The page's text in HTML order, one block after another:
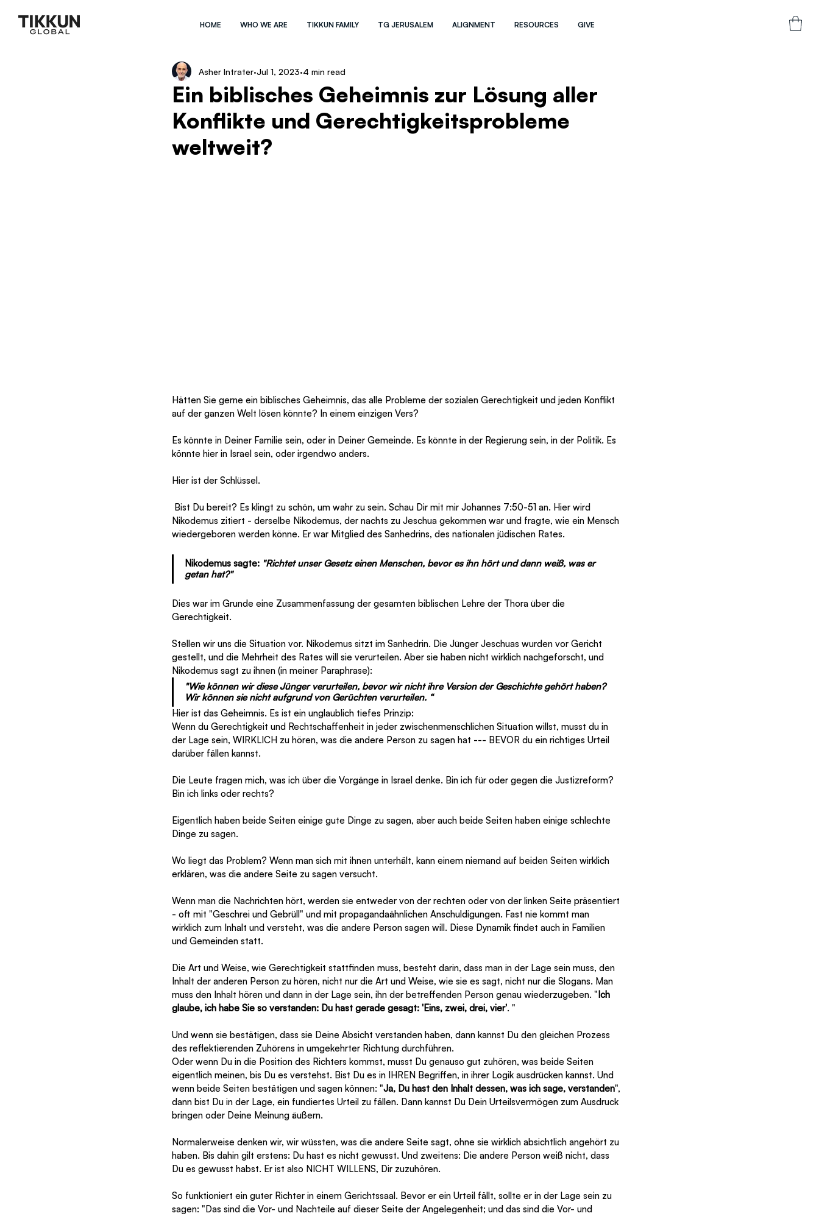
HOME WHO WE ARE TIKKUN FAMILY TG JERUSALEM ALIGNMENT RESOURCES GIVE
Ein biblisches Geheimnis zur Lösung aller
Konflikte und Gerechtigkeitsprobleme
weltweit?
Asher Intrater Jul 1, 2023 4 min read
Hätten Sie gerne ein biblisches Geheimnis, das alle Probleme der sozialen Gerechtigkeit und jeden Konflikt
auf der ganzen Welt lösen könnte? In einem einzigen Vers?
Es könnte in Deiner Familie sein, oder in Deiner Gemeinde. Es könnte in der Regierung sein, in der Politik. Es
könnte hier in Israel sein, oder irgendwo anders.
Hier ist der Schlüssel.
Nikodemus zitiert - derselbe Nikodemus, der nachts zu Jeschua gekommen war und fragte, wie ein Mensch
wiedergeboren werden könne. Er war Mitglied des Sanhedrins, des nationalen jüdischen Rates.
Nikodemus sagte: "Richtet unser Gesetz einen Menschen, bevor es ihn hört und dann weiß, was er
getan hat?"
Dies war im Grunde eine Zusammenfassung der gesamten biblischen Lehre der Thora über die
Gerechtigkeit.
Stellen wir uns die Situation vor. Nikodemus sitzt im Sanhedrin. Die Jünger Jeschuas wurden vor Gericht
gestellt, und die Mehrheit des Rates will sie verurteilen. Aber sie haben nicht wirklich nachgeforscht, und
Nikodemus sagt zu ihnen (in meiner Paraphrase):
"Wie können wir diese Jünger verurteilen, bevor wir nicht ihre Version der Geschichte gehört haben?
Wir können sie nicht aufgrund von Gerüchten verurteilen. “
Hier ist das Geheimnis. Es ist ein unglaublich tiefes Prinzip:
Wenn du Gerechtigkeit und Rechtschaffenheit in jeder zwischenmenschlichen Situation willst, musst du in
der Lage sein, WIRKLICH zu hören, was die andere Person zu sagen hat --- BEVOR du ein richtiges Urteil
darüber fällen kannst.
Die Leute fragen mich, was ich über die Vorgänge in Israel denke. Bin ich für oder gegen die Justizreform?
Bin ich links oder rechts?
Eigentlich haben beide Seiten einige gute Dinge zu sagen, aber auch beide Seiten haben einige schlechte
Dinge zu sagen.
Wo liegt das Problem? Wenn man sich mit ihnen unterhält, kann einem niemand auf beiden Seiten wirklich
erklären, was die andere Seite zu sagen versucht.
Wenn man die Nachrichten hört, werden sie entweder von der rechten oder von der linken Seite präsentiert
- oft mit "Geschrei und Gebrüll" und mit propagandaähnlichen Anschuldigungen. Fast nie kommt man
wirklich zum Inhalt und versteht, was die andere Person sagen will. Diese Dynamik findet auch in Familien
und Gemeinden statt.
Die Art und Weise, wie Gerechtigkeit stattfinden muss, besteht darin, dass man in der Lage sein muss, den
Inhalt der anderen Person zu hören, nicht nur die Art und Weise, wie sie es sagt, nicht nur die Slogans. Man
muss den Inhalt hören und dann in der Lage sein, ihn der betreffenden Person genau wiederzugeben. " Ich
glaube, ich habe Sie so verstanden: Du hast gerade gesagt: 'Eins, zwei, drei, vier'. "
Und wenn sie bestätigen, dass sie Deine Absicht verstanden haben, dann kannst Du den gleichen Prozess
des reflektierenden Zuhörens in umgekehrter Richtung durchführen.
Oder wenn Du in die Position des Richters kommst, musst Du genauso gut zuhören, was beide Seiten
eigentlich meinen, bis Du es verstehst. Bist Du es in IHREN Begriffen, in ihrer Logik ausdrücken kannst. Und
wenn beide Seiten bestätigen und sagen können: "Ja, Du hast den Inhalt dessen, was ich sage, verstanden",
dann bist Du in der Lage, ein fundiertes Urteil zu fällen. Dann kannst Du Dein Urteilsvermögen zum Ausdruck
bringen oder Deine Meinung äußern.
Normalerweise denken wir, wir wüssten, was die andere Seite sagt, ohne sie wirklich absichtlich angehört zu
haben. Bis dahin gilt erstens: Du hast es nicht gewusst. Und zweitens: Die andere Person weiß nicht, dass
Du es gewusst habst. Er ist also NICHT WILLENS, Dir zuzuhören.
So funktioniert ein guter Richter in einem Gerichtssaal. Bevor er ein Urteil fällt, sollte er in der Lage sein zu
sagen: "Das sind die Vor- und Nachteile auf dieser Seite der Angelegenheit; und das sind die Vor- und